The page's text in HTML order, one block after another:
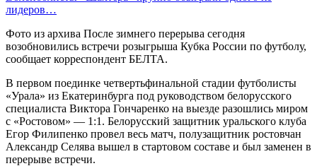
лидеров…
Фото из архива После зимнего перерыва сегодня
возобновились встречи розыгрыша Кубка России по футболу,
сообщает корреспондент БЕЛТА.
В первом поединке четвертьфинальной стадии футболисты
«Урала» из Екатеринбурга под руководством белорусского
специалиста Виктора Гончаренко на выезде разошлись миром
с «Ростовом» — 1:1. Белорусский защитник уральского клуба
Егор Филипенко провел весь матч, полузащитник ростовчан
Александр Селява вышел в стартовом составе и был заменен в
перерыве встречи.